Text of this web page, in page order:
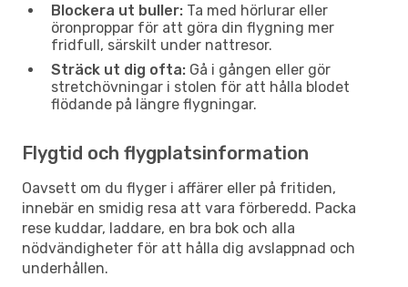
Blockera ut buller: Ta med hörlurar eller
öronproppar för att göra din flygning mer
fridfull, särskilt under nattresor.
Sträck ut dig ofta: Gå i gången eller gör
stretchövningar i stolen för att hålla blodet
flödande på längre flygningar.
Flygtid och flygplatsinformation
Oavsett om du flyger i affärer eller på fritiden,
innebär en smidig resa att vara förberedd. Packa
rese kuddar, laddare, en bra bok och alla
nödvändigheter för att hålla dig avslappnad och
underhållen.